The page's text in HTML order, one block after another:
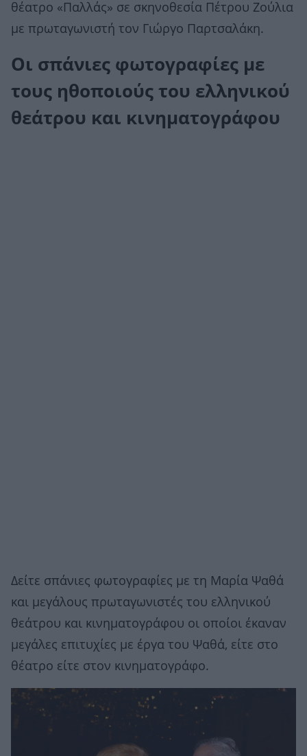
θέατρο «Παλλάς» σε σκηνοθεσία Πέτρου Ζούλια
με πρωταγωνιστή τον Γιώργο Παρτσαλάκη.
Οι σπάνιες φωτογραφίες με
τους ηθοποιούς του ελληνικού
θεάτρου και κινηματογράφου
Δείτε σπάνιες φωτογραφίες με τη Μαρία Ψαθά
και μεγάλους πρωταγωνιστές του ελληνικού
θεάτρου και κινηματογράφου οι οποίοι έκαναν
μεγάλες επιτυχίες με έργα του Ψαθά, είτε στο
θέατρο είτε στον κινηματογράφο.